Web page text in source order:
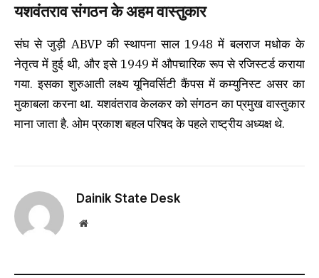
यशवंतराव संगठन के अहम वास्तुकार
संघ से जुड़ी ABVP की स्थापना साल 1948 में बलराज मधोक के
नेतृत्व में हुई थी, और इसे 1949 में औपचारिक रूप से रजिस्टर्ड कराया
गया. इसका शुरुआती लक्ष्य यूनिवर्सिटी कैंपस में कम्युनिस्ट असर का
मुकाबला करना था. यशवंतराव केलकर को संगठन का प्रमुख वास्तुकार
माना जाता है. ओम प्रकाश बहल परिषद के पहले राष्ट्रीय अध्यक्ष थे.
Dainik State Desk
Website